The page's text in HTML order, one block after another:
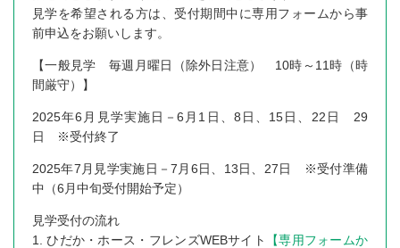
見学を希望される方は、受付期間中に専用フォームから事
前申込をお願いします。
【一般見学 毎週月曜日（除外日注意） 10時～11時（時
間厳守）】
2025年6月見学実施日－6月1日、8日、15日、22日 29
日 ※受付終了
2025年7月見学実施日－7月6日、13日、27日 ※受付準備
中（6月中旬受付開始予定）
見学受付の流れ
1. ひだか・ホース・フレンズWEBサイト
【専用フォームか